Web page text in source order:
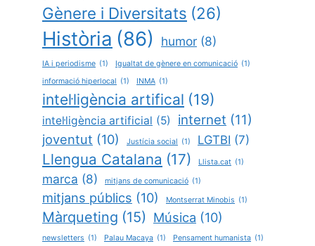
Gènere i Diversitats (26)
Història (86) humor (8)
IA i periodisme (1) Igualtat de gènere en comunicació (1)
informació hiperlocal (1) INMA (1)
intel·ligència artifical (19)
intel·ligència artificial (5) internet (11)
joventut (10) Justícia social (1) LGTBI (7)
Llengua Catalana (17) Llista.cat (1)
marca (8) mitjans de comunicació (1)
mitjans públics (10) Montserrat Minobis (1)
Màrqueting (15) Música (10)
newsletters (1) Palau Macaya (1) Pensament humanista (1)